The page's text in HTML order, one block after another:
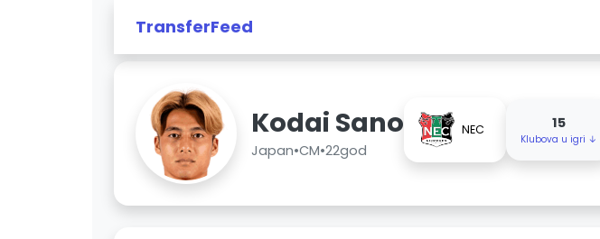
TransferFeed
Kodai Sano
Japan•CM•22god
NEC 15
Klubova u igri ↓